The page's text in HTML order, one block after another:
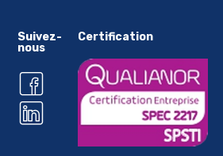
Suivez-
nous
Certification